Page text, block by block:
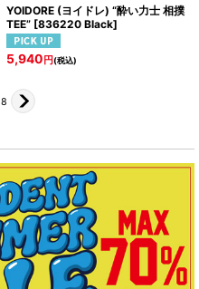
YOIDORE (ヨイドレ) “酔い力士 相撲
TEE” [836220 Black]
5,940 円(税込)
8